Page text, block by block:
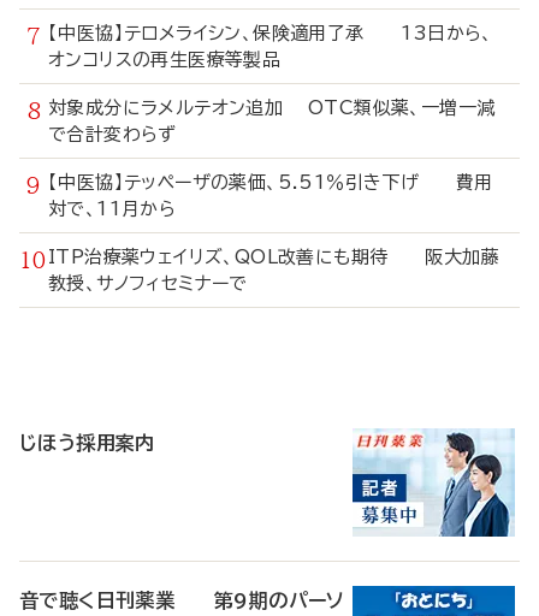
【中医協】テロメライシン、保険適用了承 13日から、
オンコリスの再生医療等製品
対象成分にラメルテオン追加 OTC類似薬、一増一減
で合計変わらず
【中医協】テッペーザの薬価、5.51％引き下げ 費用
対で、11月から
ITP治療薬ウェイリズ、QOL改善にも期待 阪大加藤
教授、サノフィセミナーで
じほう採用案内
音で聴く日刊薬業 第9期のパーソ